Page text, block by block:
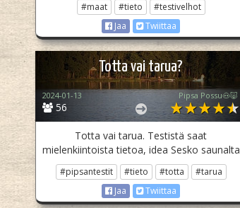
#maat #tieto
#testivelhot
Jaa
Twiittaa
Totta vai tarua?
56
2024-01-13 Pipsa Possu🐽🐷
Totta vai tarua. Testistä saat
mielenkiintoista tietoa, idea Sesko saunalta
#pipsantestit #tieto #totta
#tarua
Jaa
Twiittaa